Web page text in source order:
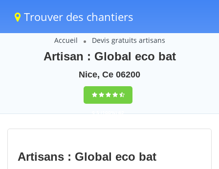
Trouver des chantiers
Accueil Devis gratuits artisans
Artisan : Global eco bat
Nice, Ce 06200
9,5(100%)62
votes
Artisans : Global eco bat